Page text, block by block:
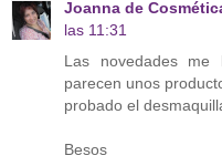
Joanna de
las 11:31
Las novedades me
parecen unos
probado el
Besos